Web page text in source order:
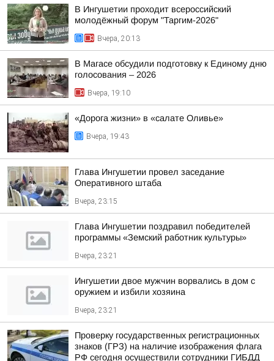
В Ингушетии проходит всероссийский
молодёжный форум "Таргим-2026"
Вчера, 20:13
В Магасе обсудили подготовку к Единому дню
голосования – 2026
Вчера, 19:10
«Дорога жизни» в «салате Оливье»
Вчера, 19:43
Глава Ингушетии провел заседание
Оперативного штаба
Вчера, 23:15
Глава Ингушетии поздравил победителей
программы «Земский работник культуры»
Вчера, 23:21
Ингушетии двое мужчин ворвались в дом с
оружием и избили хозяина
Вчера, 23:21
Проверку государственных регистрационных
знаков (ГРЗ) на наличие изображения флага
РФ сегодня осуществили сотрудники ГИБДД